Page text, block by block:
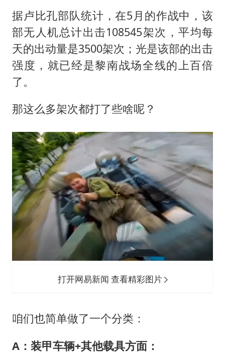
据卢比孔部队统计，在5月的作战中，该
部无人机总计出击108545架次，平均每
天的出动量是3500架次；光是该部的出击
强度，就已经是黎南战场全线的上百倍
了。
那这么多架次都打了些啥呢？
打开网易新闻 查看精彩图片
咱们也简单做了一个分类：
A：装甲车辆+其他载具方面：